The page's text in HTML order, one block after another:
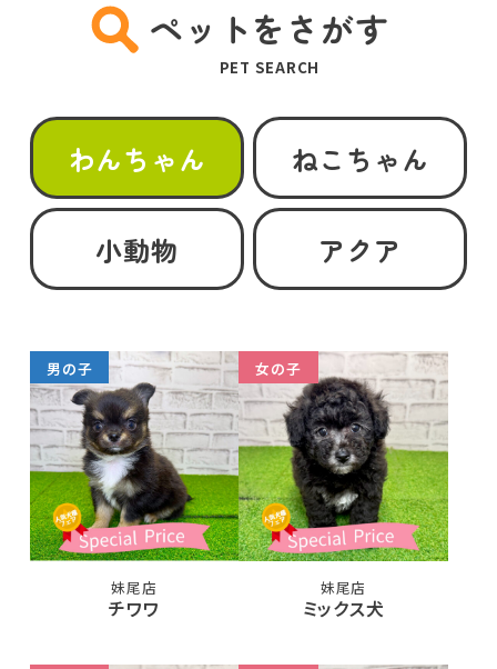
ペットをさがす
PET SEARCH
わんちゃん ねこちゃん
小動物 アクア
男の子
妹尾店
チワワ
女の子
妹尾店
ミックス犬